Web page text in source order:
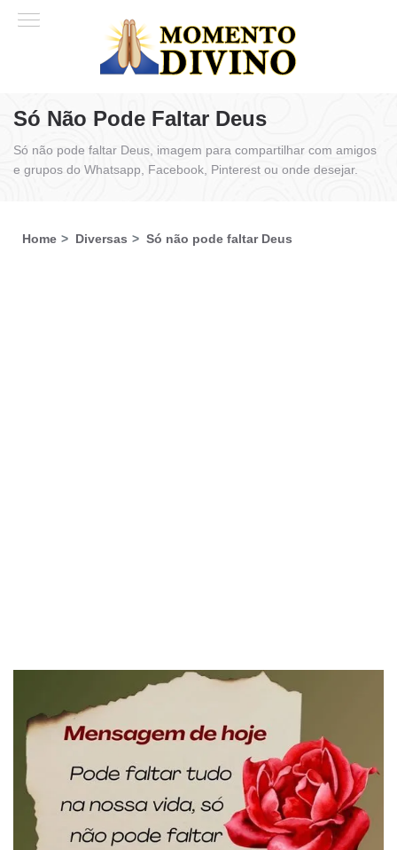
Só Não Pode Faltar Deus
Só não pode faltar Deus, imagem para compartilhar com amigos
e grupos do Whatsapp, Facebook, Pinterest ou onde desejar.
Home Diversas Só não pode faltar Deus